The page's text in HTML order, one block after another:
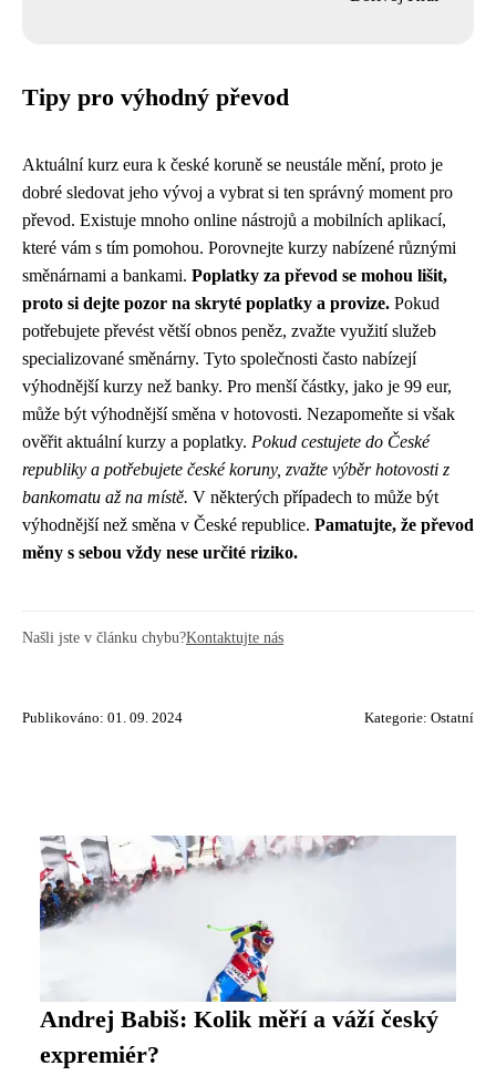
Tipy pro výhodný převod
Aktuální kurz eura k české koruně se neustále mění, proto je
dobré sledovat jeho vývoj a vybrat si ten správný moment pro
převod. Existuje mnoho online nástrojů a mobilních aplikací,
které vám s tím pomohou. Porovnejte kurzy nabízené různými
směnárnami a bankami. Poplatky za převod se mohou lišit,
proto si dejte pozor na skryté poplatky a provize. Pokud
potřebujete převést větší obnos peněz, zvažte využití služeb
specializované směnárny. Tyto společnosti často nabízejí
výhodnější kurzy než banky. Pro menší částky, jako je 99 eur,
může být výhodnější směna v hotovosti. Nezapomeňte si však
ověřit aktuální kurzy a poplatky. Pokud cestujete do České
republiky a potřebujete české koruny, zvažte výběr hotovosti z
bankomatu až na místě. V některých případech to může být
výhodnější než směna v České republice. Pamatujte, že převod
měny s sebou vždy nese určité riziko.
Našli jste v článku chybu?Kontaktujte nás
Publikováno: 01. 09. 2024 Kategorie: Ostatní
Andrej Babiš: Kolik měří a váží český
expremiér?